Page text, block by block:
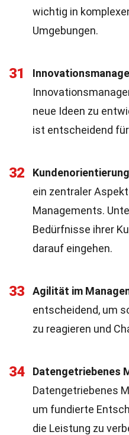
wichtig in
Umgebungen.
31
neue Ideen zu
ist entscheidend
32 Kundenorientierung
ein zentraler
Managements.
Bedürfnisse ihrer
darauf eingehen.
33 Agilität im
entscheidend, um
zu reagieren und
34 Datengetriebenes
Datengetriebenes
um fundierte
die Leistung zu